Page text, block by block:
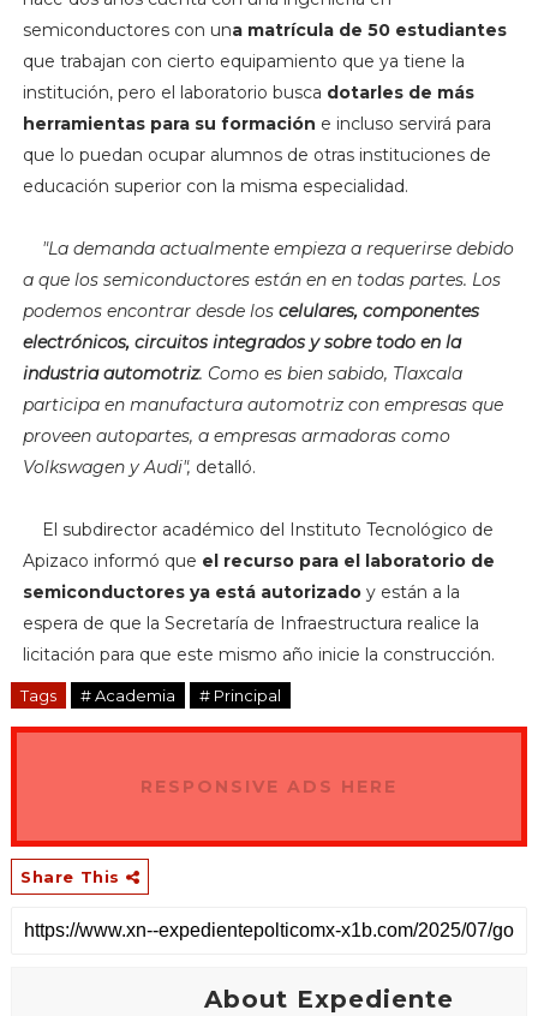
semiconductores con una matrícula de 50 estudiantes
que trabajan con cierto equipamiento que ya tiene la
institución, pero el laboratorio busca dotarles de más
herramientas para su formación e incluso servirá para
que lo puedan ocupar alumnos de otras instituciones de
educación superior con la misma especialidad.
"La demanda actualmenteempieza a requerirse debido
a que los semiconductores están en en todas partes. Los
podemos encontrar desde loscelulares, componentes
electrónicos, circuitos integrados y sobre todo en la
industria automotriz. Como es bien sabido, Tlaxcala
participa en manufactura automotriz con empresas que
proveen autopartes, a empresas armadoras como
Volkswagen y Audi", detalló.
El subdirector académico del Instituto Tecnológico de
Apizaco informó que el recurso para el laboratorio de
semiconductores ya está autorizado y están a la
espera de que la Secretaría de Infraestructura realice la
licitación para que este mismo año inicie la construcción.
Tags # Academia # Principal
RESPONSIVE ADS HERE
Share This
About Expediente